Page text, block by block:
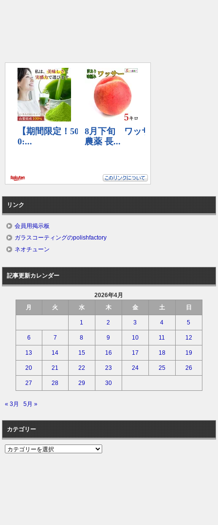
リンク
会員用掲示板
ガラスコーティングのpolishfactory
ネオチューン
記事更新カレンダー
2026年4月
月
火 水 木 金 土 日
1 2 3 4 5
6 7 8 9 10 11 12
13 14 15 16 17 18 19
20 21 22 23 24 25 26
27 28 29 30
« 3月 5月 »
カテゴリー
カ